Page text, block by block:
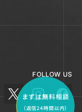
まずは無料相談
（返信24時間以内）
FOLLOW US